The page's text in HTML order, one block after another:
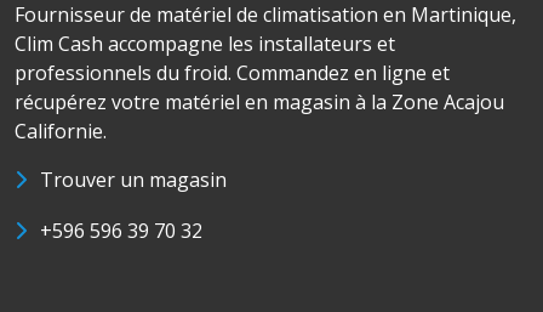
Fournisseur de matériel de climatisation en Martinique,
Clim Cash accompagne les installateurs et
professionnels du froid. Commandez en ligne et
récupérez votre matériel en magasin à la Zone Acajou
Californie.
Trouver un magasin
+596 596 39 70 32